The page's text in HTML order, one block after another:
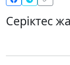
Серіктес